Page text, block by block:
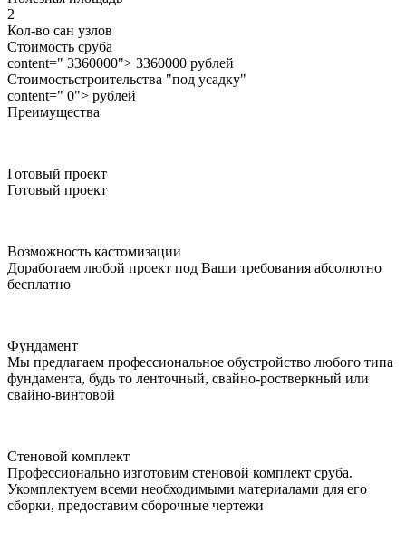
2
Кол-во сан узлов
Стоимость сруба
content=" 3360000"> 3360000 рублей
Стоимостьстроительства "под усадку"
content=" 0"> рублей
Преимущества
Готовый проект
Готовый проект
Возможность кастомизации
Доработаем любой проект под Ваши требования абсолютно
бесплатно
Фундамент
Мы предлагаем профессиональное обустройство любого типа
фундамента, будь то ленточный, свайно-ростверкный или
свайно-винтовой
Стеновой комплект
Профессионально изготовим стеновой комплект сруба.
Укомплектуем всеми необходимыми материалами для его
сборки, предоставим сборочные чертежи